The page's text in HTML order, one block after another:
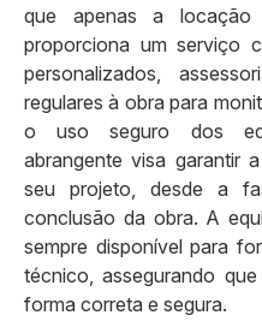
que apenas a locação
proporciona um serviço
personalizados,
regulares à obra para
o uso seguro dos
abrangente visa garantir
seu projeto, desde a
conclusão da obra. A
sempre disponível para
técnico, assegurando
forma correta e segura.